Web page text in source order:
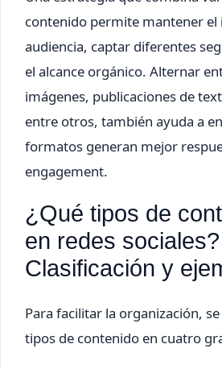
contenido permite mantener el
audiencia, captar diferentes
el alcance orgánico. Alternar
imágenes, publicaciones de
entre otros, también ayuda a
formatos generan mejor
engagement.
¿Qué tipos de
en redes sociales?
Clasificación y
Para facilitar la organización,
tipos de contenido en cuatro